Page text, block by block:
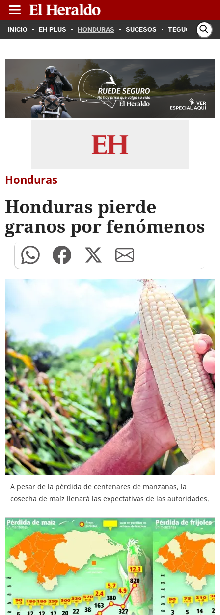
INICIO EH PLUS HONDURAS SUCESOS TEGUCIGALPA
Honduras
Honduras pierde
granos por fenómenos
A pesar de la pérdida de centenares de manzanas, la
cosecha de maíz llenará las expectativas de las autoridades.